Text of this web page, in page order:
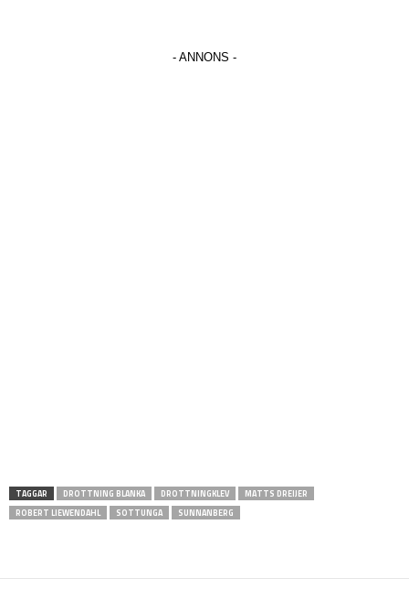
TAGGAR DROTTNING BLANKA DROTTNINGKLEV
MATTS DREIJER
ROBERT LIEWENDAHL
SOTTUNGA SUNNANBERG